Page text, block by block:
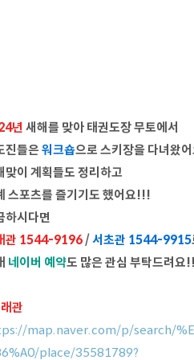
년 새해를 맞아 태권도장 무토에서
진들은 워크숍으로 스키장을 다녀왔
맞이 계획들도 정리하고
스포츠를 즐기기도 했어요!!!
하시다면
관 1544-9196/서초관 1544-9915
네이버 예약도 많은 관심 부탁드려요
관
map.naver.com/p/search/
place/35581789?